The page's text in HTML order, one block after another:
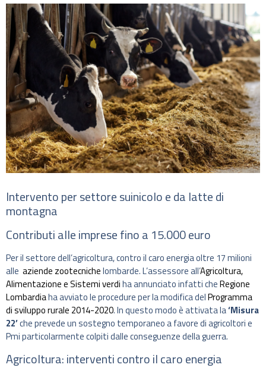
Intervento per settore suinicolo e da latte di
montagna
Contributi alle imprese fino a 15.000 euro
Per il settore dell’agricoltura, contro il caro energia oltre 17 milioni
alle aziende zootecnichelombarde. L’assessore all’Agricoltura,
Alimentazione e Sistemi verdiha annunciato infatti cheRegione
Lombardiaha avviato le procedure per la modifica delProgramma
di sviluppo rurale 2014-2020. In questo modo è attivata la‘Misura
22’che prevede un sostegno temporaneo a favore di agricoltori e
Pmi particolarmente colpiti dalle conseguenze della guerra.
Agricoltura: interventi contro il caro energia